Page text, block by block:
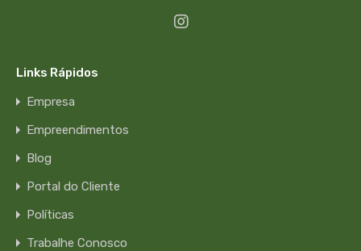
Links Rápidos
Empresa
Empreendimentos
Blog
Portal do Cliente
Políticas
Trabalhe Conosco